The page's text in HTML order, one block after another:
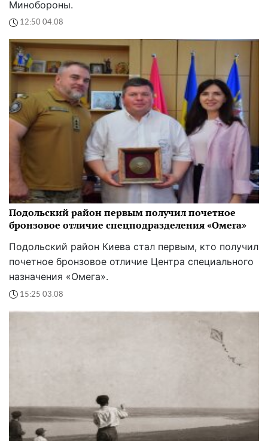
Минобороны.
12:50 04.08
Подольский район первым получил почетное
бронзовое отличие спецподразделения «Омега»
Подольский район Киева стал первым, кто получил
почетное бронзовое отличие Центра специального
назначения «Омега».
15:25 03.08